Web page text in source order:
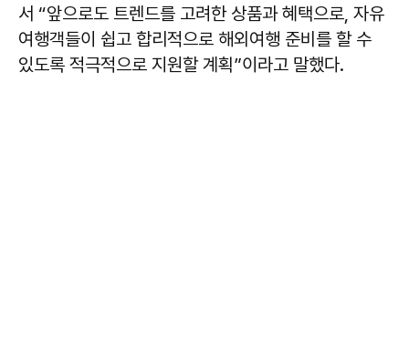
서 “앞으로도 트렌드를 고려한 상품과 혜택으로, 자유
여행객들이 쉽고 합리적으로 해외여행 준비를 할 수
있도록 적극적으로 지원할 계획”이라고 말했다.